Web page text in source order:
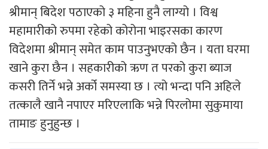
श्रीमान् बिदेश पठाएको ३ महिना हुनै लाग्यो । विश्व
महामारीको रुपमा रहेको कोरोना भाइरसका कारण
विदेशमा श्रीमान् समेत काम पाउनुभएको छैन । यता घरमा
खाने कुरा छैन । सहकारीको ऋण त परको कुरा ब्याज
कसरी तिर्ने भन्ने अर्को समस्या छ । त्यो भन्दा पनि अहिले
तत्कालै खानै नपाएर मरिएलाकि भन्ने पिरलोमा सुकुमाया
तामाङ हुनुहुन्छ ।